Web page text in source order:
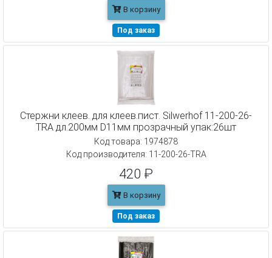
В корзину
Под заказ
Cтержни клеев. для клеев.пист. Silwerhof 11-200-26-
TRA дл.200мм D11мм прозрачный упак:26шт
Код товара: 1974878
Код производителя: 11-200-26-TRA
420 ₽
В корзину
Под заказ